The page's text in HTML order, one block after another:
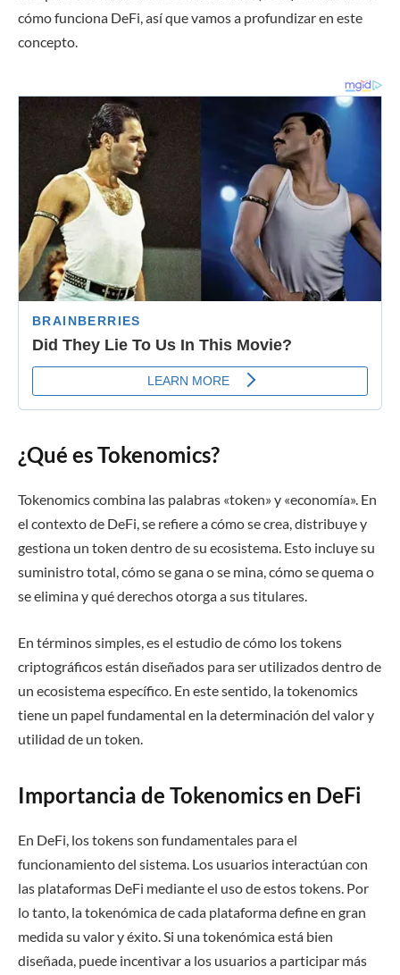
cómo funciona DeFi, así que vamos a profundizar en este
concepto.
¿Qué es Tokenomics?
Tokenomics combina las palabras «token» y «economía». En
el contexto de DeFi, se refiere a cómo se crea, distribuye y
gestiona un token dentro de su ecosistema. Esto incluye su
suministro total, cómo se gana o se mina, cómo se quema o
se elimina y qué derechos otorga a sus titulares.
En términos simples, es el estudio de cómo los tokens
criptográficos están diseñados para ser utilizados dentro de
un ecosistema específico. En este sentido, la tokenomics
tiene un papel fundamental en la determinación del valor y
utilidad de un token.
Importancia de Tokenomics en DeFi
En DeFi, los tokens son fundamentales para el
funcionamiento del sistema. Los usuarios interactúan con
las plataformas DeFi mediante el uso de estos tokens. Por
lo tanto, la tokenómica de cada plataforma define en gran
medida su valor y éxito. Si una tokenómica está bien
diseñada, puede incentivar a los usuarios a participar más